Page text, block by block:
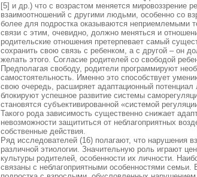
[5] и др.) что с возрастом меняется мировоззрение
взаимоотношений с другими людьми, особенно со
более для подростка оказываются неприемлемыми
связи с этим, очевидно, должно меняться и
родительские отношения претерпевает самый
сохранить свою связь с ребенком, а с другой – он
желать этого. Согласие родителей со свободой
Предполагая свободу, родители программируют
самостоятельность. Именно это способствует
свою очередь, расширяет адаптационный
блокируют успешное развитие системы
становятся субъективированной «системой
Такого рода зависимость существенно снижает
невозможности защититься от неблагоприятных
собственные действия.
Ряд исследователей (16) полагают, что нарушения
различной этиологии. Значительную роль играют
культуры родителей, особенности их личности.
связаны с неблагоприятными особенностями